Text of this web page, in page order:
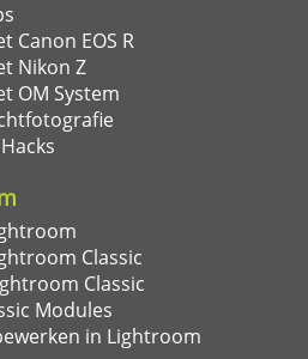
Canon EOS R
Nikon Z
OM System
Classic
Classic
Modules
in Lightroom